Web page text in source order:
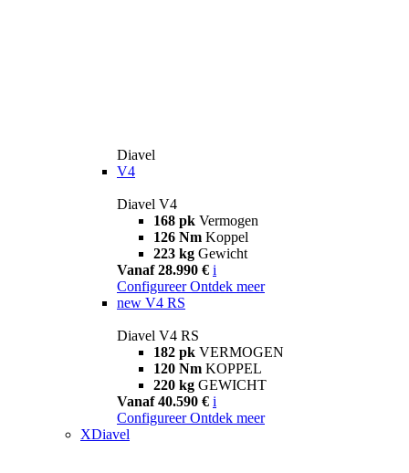
Diavel
V4
Diavel V4
168 pk Vermogen
126 Nm Koppel
223 kg Gewicht
Vanaf 28.990 € i
Configureer Ontdek meer
new V4 RS
Diavel V4 RS
182 pk VERMOGEN
120 Nm KOPPEL
220 kg GEWICHT
Vanaf 40.590 € i
Configureer Ontdek meer
XDiavel